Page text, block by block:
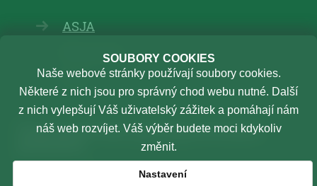
ASJA
Elearning
TSU
Oznamování protiprávního
Vnitřní oznamovací systém
SOUBORY COOKIES
Naše webové stránky používají soubory cookies.
Některé z nich jsou pro správný chod webu nutné. Další
z nich vylepšují Váš uživatelský zážitek a pomáhají nám
náš web rozvíjet. Váš výběr budete moci kdykoliv
změnit.
Nastavení